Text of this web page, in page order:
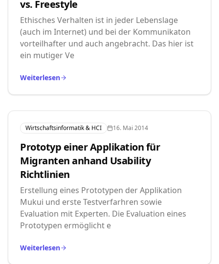
vs. Freestyle
Ethisches Verhalten ist in jeder Lebenslage
(auch im Internet) und bei der Kommunikaton
vorteilhafter und auch angebracht. Das hier ist
ein mutiger Ve
Weiterlesen
Wirtschaftsinformatik & HCI 16. Mai 2014
Prototyp einer Applikation für
Migranten anhand Usability
Richtlinien
Erstellung eines Prototypen der Applikation
Mukui und erste Testverfarhren sowie
Evaluation mit Experten. Die Evaluation eines
Prototypen ermöglicht e
Weiterlesen